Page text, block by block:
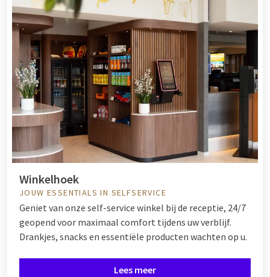
Winkelhoek
JOUW ESSENTIALS IN SELFSERVICE
Geniet van onze self-service winkel bij de receptie, 24/7
geopend voor maximaal comfort tijdens uw verblijf.
Drankjes, snacks en essentiële producten wachten op u.
Lees meer